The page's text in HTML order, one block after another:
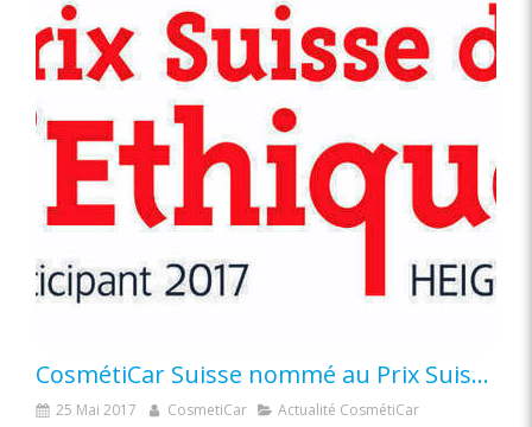
CosmétiCar Suisse nommé au Prix Suisse de l’Ethique
25 Mai 2017 CosmetiCar Actualité CosmétiCar